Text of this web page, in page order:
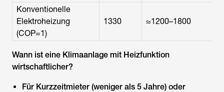
Konventionelle
Elektroheizung
(COP=1)
1330 ≈1200–1800
Wann ist eine Klimaanlage mit Heizfunktion
wirtschaftlicher?
Für Kurzzeitmieter (weniger als 5 Jahre) oder